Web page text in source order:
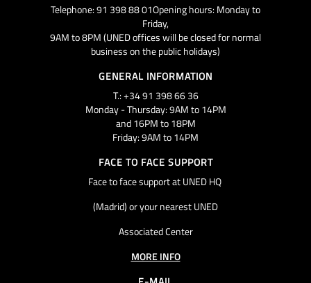
Telephone: 91 398 88 01Opening hours: Monday to
Friday,
9AM to 8PM (UNED offices will be closed for normal
business on the public holidays)
GENERAL INFORMATION
T.: +34 91 398 66 36
Monday - Thursday: 9AM to 14PM
and 16PM to 18PM
Friday: 9AM to 14PM
FACE TO FACE SUPPORT
Face to face support at UNED HQ
(Madrid) or your nearest UNED
Associated Center
MORE INFO